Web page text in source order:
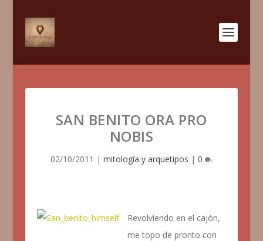
SAN BENITO ORA PRO
NOBIS
02/10/2011 |mitología y arquetipos |0
Revolviendo en el cajón,
me topo de pronto con